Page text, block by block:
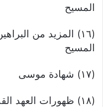
المسيح
(١٦) المزيد من
المسيح
(۱۷) شهادة موسى
(۱۸) ظهورات العهد القديم